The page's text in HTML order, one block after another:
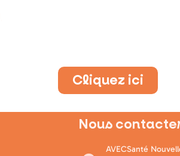
Cliquez ici
Nous
AVECSanté